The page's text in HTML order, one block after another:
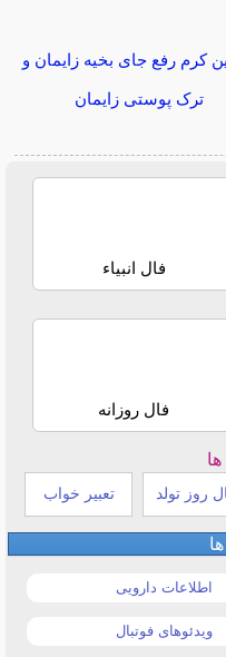
کرم رفع جای بخیه زایمان و
ترک پوستی زایمان
فال انبیاء
فال روزانه
روز تولد تعبیر خواب
اطلاعات دارویی
ویدئوهای فوتبال